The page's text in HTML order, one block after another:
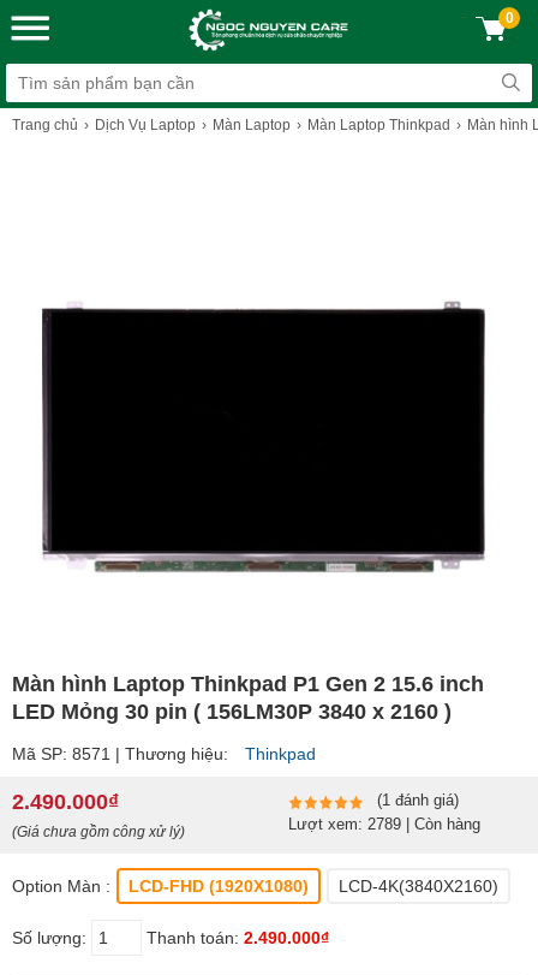
0
Trang chủ Dịch Vụ Laptop Màn Laptop Màn Laptop Thinkpad Màn hình
Màn hình Laptop Thinkpad P1 Gen 2 15.6 inch
LED Mỏng 30 pin ( 156LM30P 3840 x 2160 )
Mã SP: 8571 | Thương hiệu: Thinkpad
2.490.000₫
(Giá chưa gồm công xử lý)
(1 đánh giá)
Lượt xem: 2789 | Còn hàng
Option Màn : LCD-FHD (1920X1080) LCD-4K(3840X2160)
Số lượng: Thanh toán: 2.490.000₫